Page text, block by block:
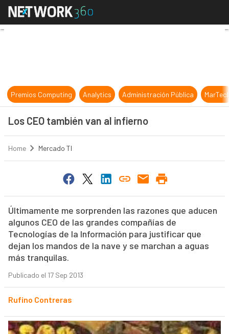
Los CEO también van al infierno
Premios Computing Analytics Administración Pública
Los CEO también van al infierno
Home Mercado TI
Últimamente me sorprenden las razones que aducen
algunos CEO de las grandes compañías de
Tecnologías de la Información para justificar que
dejan los mandos de la nave y se marchan a aguas
más tranquilas.
Publicado el 17 Sep 2013
Rufino Contreras